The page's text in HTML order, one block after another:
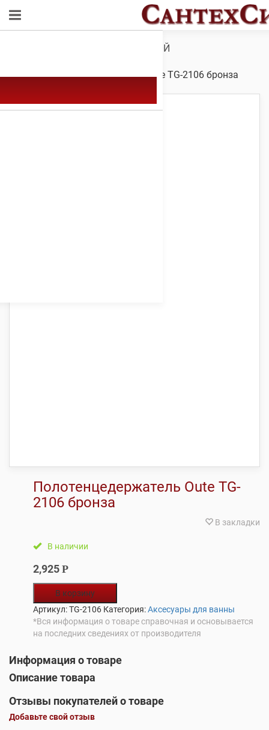
САНТЕХНИКА ДЛЯ ВАННОЙ
ванны/ Полотенцедержатель Oute TG-2106 бронза
Полотенцедержатель Oute TG-
2106 бронза
В закладки
В наличии
2,925 Р
В корзину
Артикул:TG-2106 Категория:Аксесуары для ванны
*Вся информация о товаре справочная и основывается
на последних сведениях от производителя
Информация о товаре
Описание товара
Отзывы покупателей о товаре
Добавьте свой отзыв